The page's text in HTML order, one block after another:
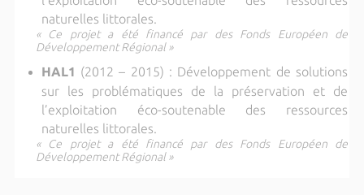
naturelles littorales.
« Ce projet a été financé par des Fonds Européen de
Développement Régional »
HAL1 (2012 – 2015) : Développement de solutions
sur les problématiques de la préservation et de
l’exploitation éco-soutenable des ressources
naturelles littorales.
« Ce projet a été financé par des Fonds Européen de
Développement Régional »